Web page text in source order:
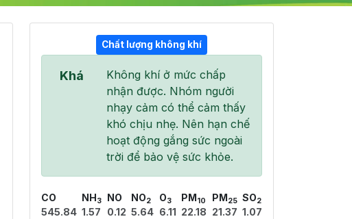
10:00
Mưa nhẹ
11:00
32°/38°
Mưa vừa
Chất lượng không khí
Khá
Không khí ở mức chấp
nhận được. Nhóm người
nhạy cảm có thể cảm thấy
khó chịu nhẹ. Nên hạn chế
hoạt động gắng sức ngoài
trời để bảo vệ sức khỏe.
CO
545.84
NH 3
1.57
NO
0.12
NO2
5.64
O3
6.11
PM 10
22.18
PM 25
21.37
SO2
1.07